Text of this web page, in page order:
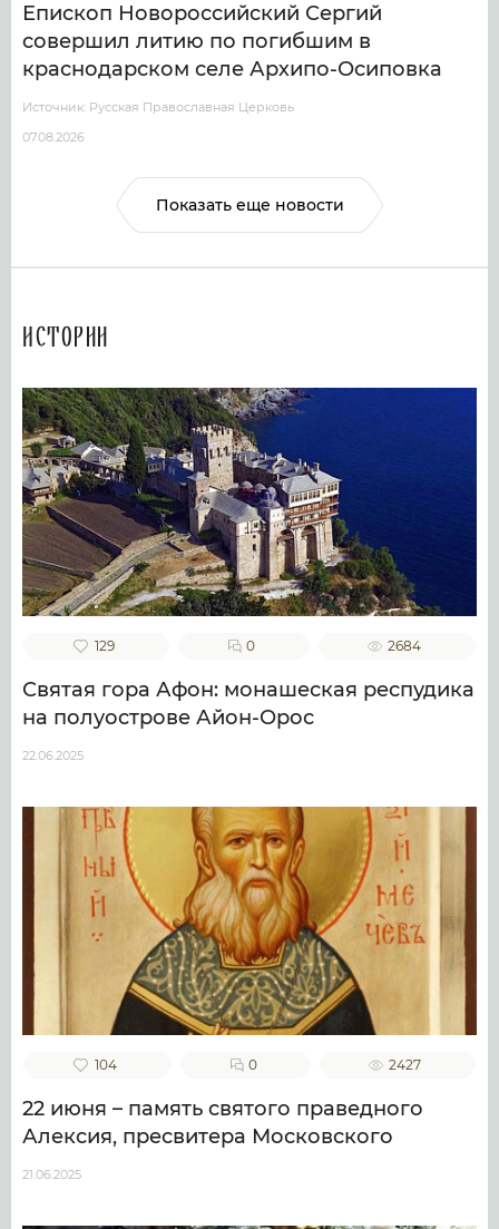
Епископ Новороссийский Сергий
совершил литию по погибшим в
краснодарском селе Архипо-Осиповка
Источник: Русская Православная Церковь
07.08.2026
Показать еще новости
Истории
129 0 2684
Святая гора Афон: монашеская респудика
на полуострове Айон-Орос
22.06.2025
104 0 2427
22 июня – память святого праведного
Алексия, пресвитера Московского
21.06.2025